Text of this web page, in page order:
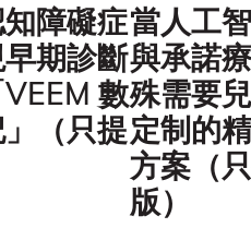
障礙症
期診斷
數
（只提
當人工
與承諾
殊需要
定制的
方案（
版）